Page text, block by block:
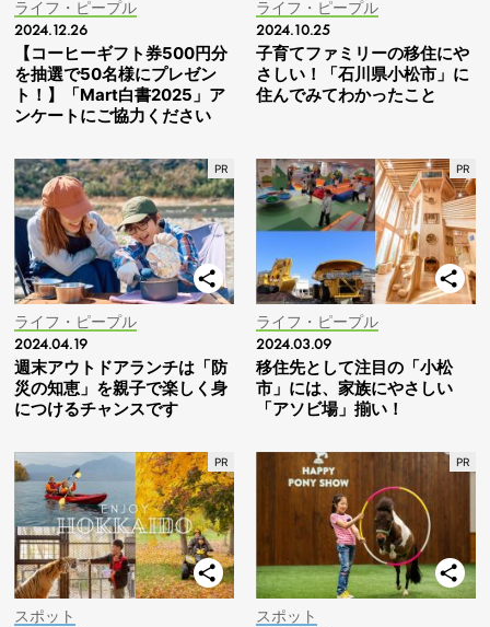
ライフ・ピープル
2024.12.26
【コーヒーギフト券500円分
を抽選で50名様にプレゼン
ト！】「Mart白書2025」ア
ンケートにご協力ください
ライフ・ピープル
2024.10.25
子育てファミリーの移住にや
さしい！「石川県小松市」に
住んでみてわかったこと
ライフ・ピープル
2024.04.19
週末アウトドアランチは「防
災の知恵」を親子で楽しく身
につけるチャンスです
ライフ・ピープル
2024.03.09
移住先として注目の「小松
市」には、家族にやさしい
「アソビ場」揃い！
スポット スポット